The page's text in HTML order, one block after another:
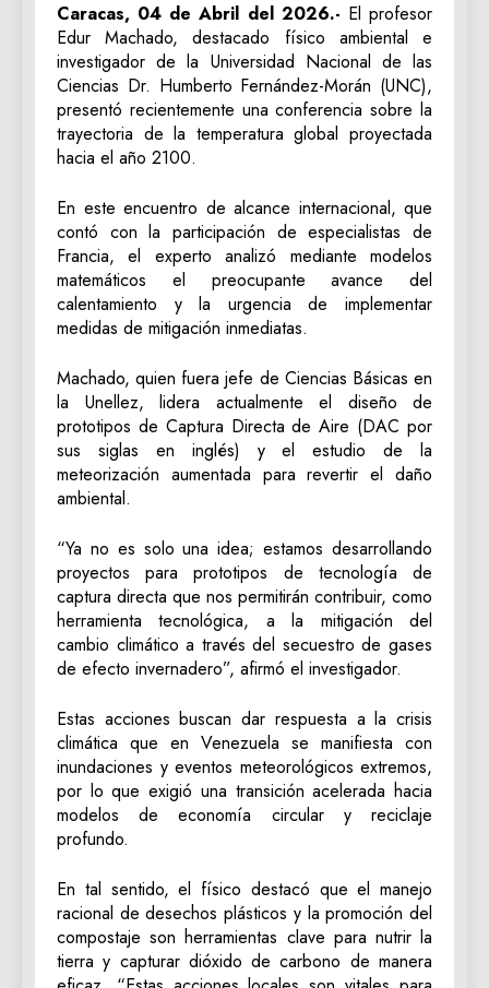
Caracas, 04 de Abril del 2026.- El profesor
Edur Machado, destacado físico ambiental e
investigador de la Universidad Nacional de las
Ciencias Dr. Humberto Fernández-Morán (UNC),
presentó recientemente una conferencia sobre la
trayectoria de la temperatura global proyectada
hacia el año 2100.
En este encuentro de alcance internacional, que
contó con la participación de especialistas de
Francia, el experto analizó mediante modelos
matemáticos el preocupante avance del
calentamiento y la urgencia de implementar
medidas de mitigación inmediatas.
Machado, quien fuera jefe de Ciencias Básicas en
la Unellez, lidera actualmente el diseño de
prototipos de Captura Directa de Aire (DAC por
sus siglas en inglés) y el estudio de la
meteorización aumentada para revertir el daño
ambiental.
“Ya no es solo una idea; estamos desarrollando
proyectos para prototipos de tecnología de
captura directa que nos permitirán contribuir, como
herramienta tecnológica, a la mitigación del
cambio climático a través del secuestro de gases
de efecto invernadero”, afirmó el investigador.
Estas acciones buscan dar respuesta a la crisis
climática que en Venezuela se manifiesta con
inundaciones y eventos meteorológicos extremos,
por lo que exigió una transición acelerada hacia
modelos de economía circular y reciclaje
profundo.
En tal sentido, el físico destacó que el manejo
racional de desechos plásticos y la promoción del
compostaje son herramientas clave para nutrir la
tierra y capturar dióxido de carbono de manera